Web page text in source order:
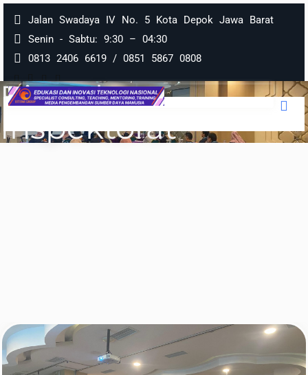
Lompat
Ke
Jalan Swadaya IV No. 5 Kota Depok Jawa Barat
Senin - Sabtu: 9:30 – 04:30
0813 2406 6619 / 0851 5867 0808
Bimtek
Inspektorat